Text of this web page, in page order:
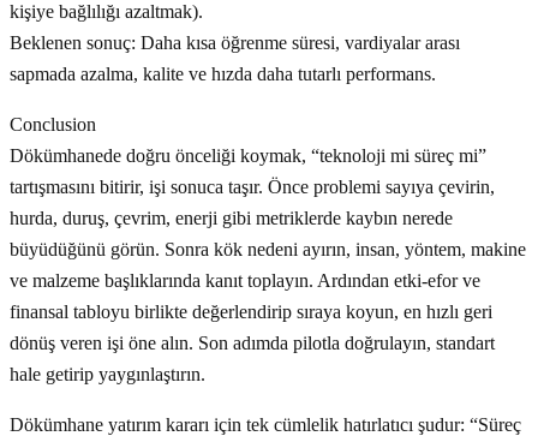
kişiye bağlılığı azaltmak).
Beklenen sonuç: Daha kısa öğrenme süresi, vardiyalar arası
sapmada azalma, kalite ve hızda daha tutarlı performans.
Conclusion
Dökümhanede doğru önceliği koymak, “teknoloji mi süreç mi”
tartışmasını bitirir, işi sonuca taşır. Önce problemi sayıya çevirin,
hurda, duruş, çevrim, enerji gibi metriklerde kaybın nerede
büyüdüğünü görün. Sonra kök nedeni ayırın, insan, yöntem, makine
ve malzeme başlıklarında kanıt toplayın. Ardından etki-efor ve
finansal tabloyu birlikte değerlendirip sıraya koyun, en hızlı geri
dönüş veren işi öne alın. Son adımda pilotla doğrulayın, standart
hale getirip yaygınlaştırın.
Dökümhane yatırım kararı için tek cümlelik hatırlatıcı şudur: “Süreç